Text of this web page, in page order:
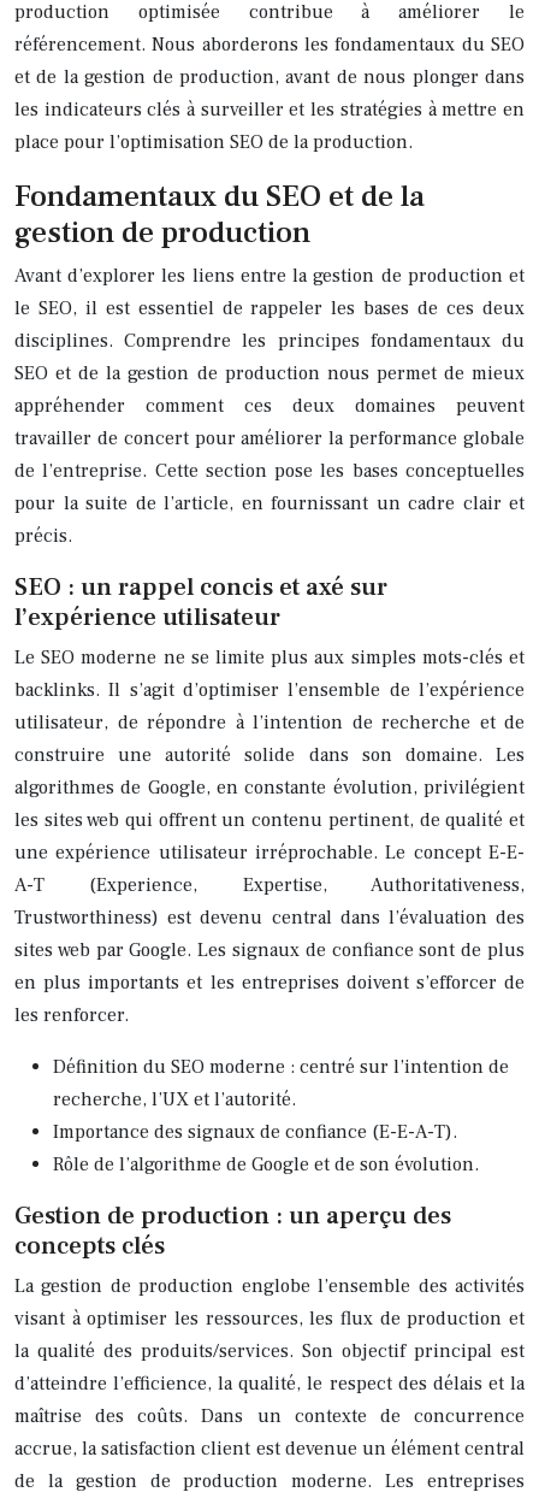
production optimisée contribue à améliorer le
référencement. Nous aborderons les fondamentaux du SEO
et de la gestion de production, avant de nous plonger dans
les indicateurs clés à surveiller et les stratégies à mettre en
place pour l’optimisation SEO de la production.
Fondamentaux du SEO et de la
gestion de production
Avant d’explorer les liens entre la gestion de production et
le SEO, il est essentiel de rappeler les bases de ces deux
disciplines. Comprendre les principes fondamentaux du
SEO et de la gestion de production nous permet de mieux
appréhender comment ces deux domaines peuvent
travailler de concert pour améliorer la performance globale
de l’entreprise. Cette section pose les bases conceptuelles
pour la suite de l’article, en fournissant un cadre clair et
précis.
SEO : un rappel concis et axé sur
l’expérience utilisateur
Le SEO moderne ne se limite plus aux simples mots-clés et
backlinks. Il s’agit d’optimiser l’ensemble de l’expérience
utilisateur, de répondre à l’intention de recherche et de
construire une autorité solide dans son domaine. Les
algorithmes de Google, en constante évolution, privilégient
les sites web qui offrent un contenu pertinent, de qualité et
une expérience utilisateur irréprochable. Le concept E-E-
A-T (Experience, Expertise, Authoritativeness,
Trustworthiness) est devenu central dans l’évaluation des
sites web par Google. Les signaux de confiance sont de plus
en plus importants et les entreprises doivent s’efforcer de
les renforcer.
Définition du SEO moderne : centré sur l’intention de
recherche, l’UX et l’autorité.
Importance des signaux de confiance (E-E-A-T).
Rôle de l’algorithme de Google et de son évolution.
Gestion de production : un aperçu des
concepts clés
La gestion de production englobe l’ensemble des activités
visant à optimiser les ressources, les flux de production et
la qualité des produits/services. Son objectif principal est
d’atteindre l’efficience, la qualité, le respect des délais et la
maîtrise des coûts. Dans un contexte de concurrence
accrue, la satisfaction client est devenue un élément central
de la gestion de production moderne. Les entreprises